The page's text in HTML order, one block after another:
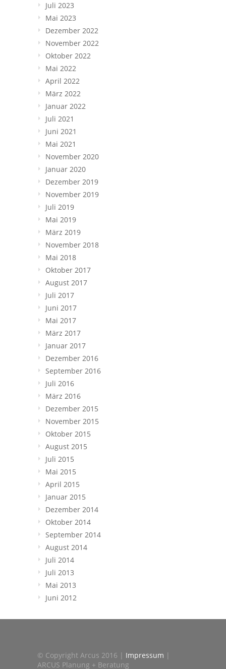
Juli 2023
Mai 2023
Dezember 2022
November 2022
Oktober 2022
Mai 2022
April 2022
März 2022
Januar 2022
Juli 2021
Juni 2021
Mai 2021
November 2020
Januar 2020
Dezember 2019
November 2019
Juli 2019
Mai 2019
März 2019
November 2018
Mai 2018
Oktober 2017
August 2017
Juli 2017
Juni 2017
Mai 2017
März 2017
Januar 2017
Dezember 2016
September 2016
Juli 2016
März 2016
Dezember 2015
November 2015
Oktober 2015
August 2015
Juli 2015
Mai 2015
April 2015
Januar 2015
Dezember 2014
Oktober 2014
September 2014
August 2014
Juli 2014
Juli 2013
Mai 2013
Juni 2012
© Copyright Arcus 2016 | Impressum |
ARCUS Planung + Beratung